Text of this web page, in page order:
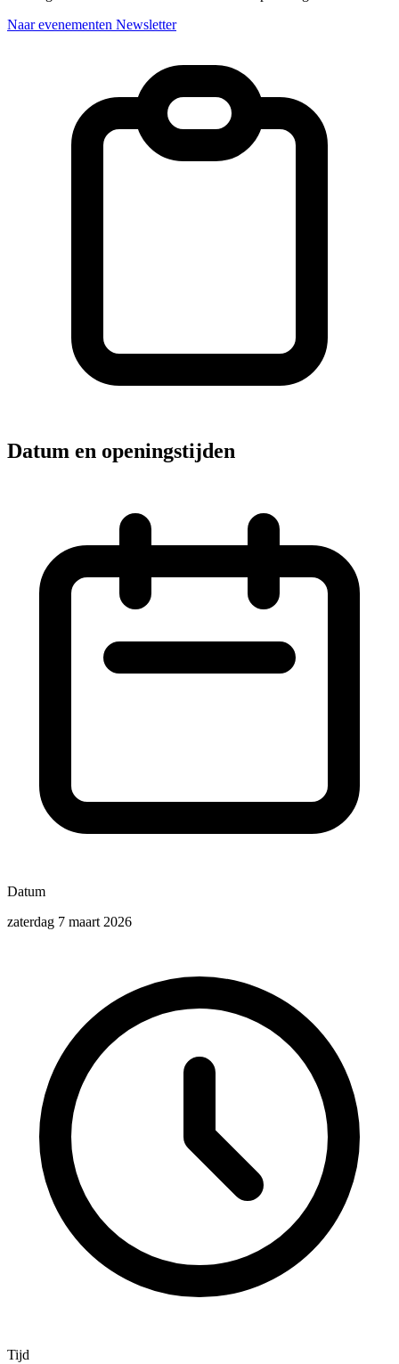
Naar evenementen Newsletter
Datum en openingstijden
Datum
zaterdag 7 maart 2026
Tijd